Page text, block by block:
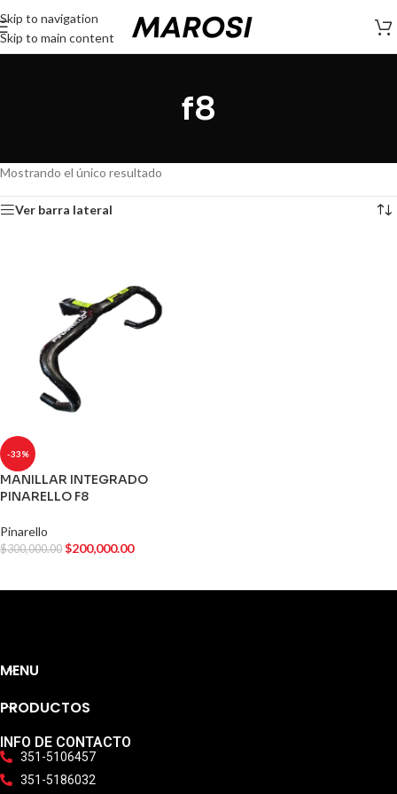
Skip to navigation
Skip to main content
f8
Mostrando el único resultado
Ver barra lateral
-33%
MANILLAR INTEGRADO
PINARELLO F8
Pinarello
$300,000.00 $200,000.00
MENU
PRODUCTOS
INFO DE CONTACTO
351-5106457
351-5186032